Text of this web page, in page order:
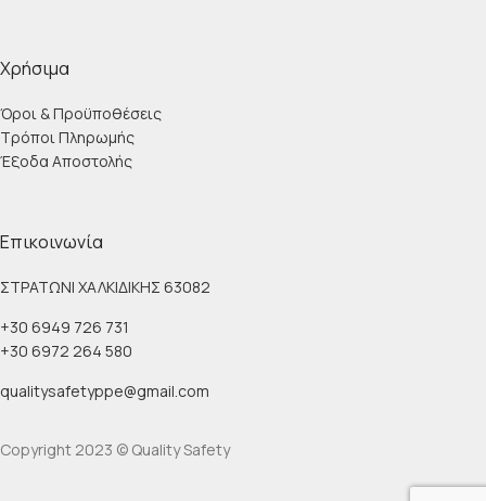
Χρήσιμα
Όροι & Προϋποθέσεις
Τρόποι Πληρωμής
Έξοδα Αποστολής
Επικοινωνία
ΣΤΡΑΤΩΝΙ ΧΑΛΚΙΔΙΚΗΣ 63082
+30 6949 726 731
+30 6972 264 580
qualitysafetyppe@gmail.com
Copyright 2023 © Quality Safety